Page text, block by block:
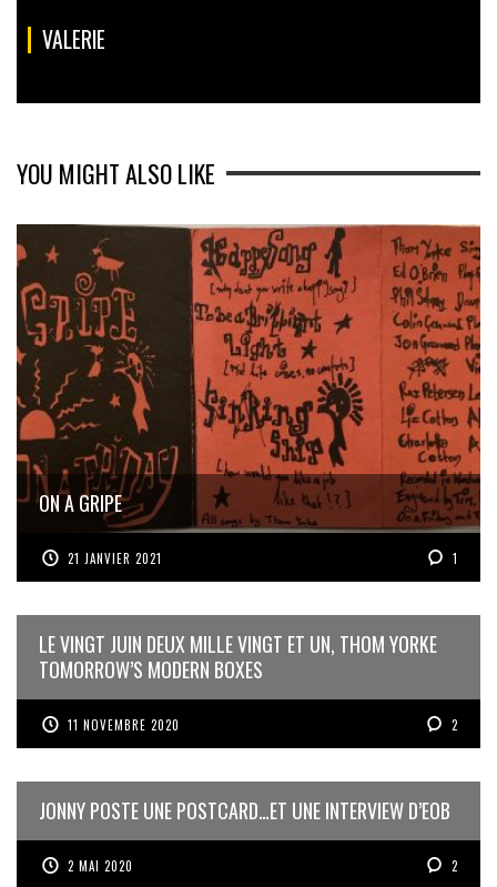
VALERIE
YOU MIGHT ALSO LIKE
ON A GRIPE
21 JANVIER 2021 1
LE VINGT JUIN DEUX MILLE VINGT ET UN, THOM YORKE
TOMORROW’S MODERN BOXES
11 NOVEMBRE 2020 2
JONNY POSTE UNE POSTCARD…ET UNE INTERVIEW D’EOB
2 MAI 2020 2